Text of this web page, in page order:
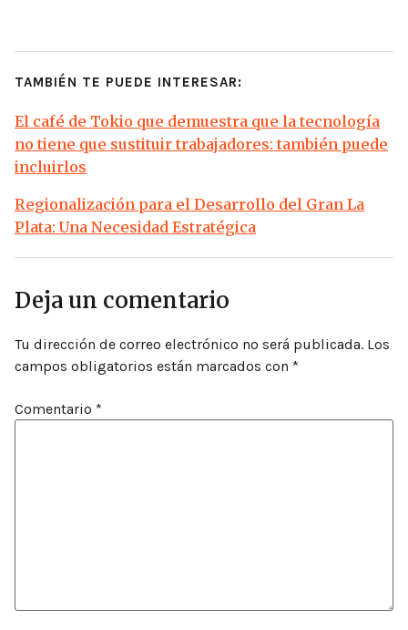
TAMBIÉN TE PUEDE INTERESAR:
El café de Tokio que demuestra que la tecnología
no tiene que sustituir trabajadores: también puede
incluirlos
Regionalización para el Desarrollo del Gran La
Plata: Una Necesidad Estratégica
Deja un comentario
Tu dirección de correo electrónico no será publicada. Los
campos obligatorios están marcados con *
Comentario *